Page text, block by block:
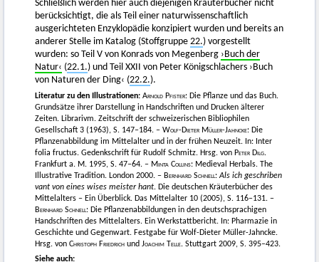
Schließlich werden hier auch diejenigen Kräuterbücher nicht
berücksichtigt, die als Teil einer naturwissenschaftlich
ausgerichteten Enzyklopädie konzipiert wurden und bereits an
anderer Stelle im Katalog (Stoffgruppe22.) vorgestellt
wurden: so Teil V von Konrads von Megenberg ›Buch der
Natur‹ (22.1.) und Teil XXII von Peter Königschlachers ›Buch
von Naturen der Ding‹ (22.2.).
Literatur zu den Illustrationen: Arnold Pfister: Die Pflanze und das Buch.
Grundsätze ihrer Darstellung in Handschriften und Drucken älterer
Zeiten. Librarivm. Zeitschrift der schweizerischen Bibliophilen
Gesellschaft 3 (1963), S. 147–184. –Wolf-Dieter Müller-Jahncke: Die
Pflanzenabbildung im Mittelalter und in der frühen Neuzeit. In: Inter
folia fructus. Gedenkschrift für Rudolf Schmitz. Hrsg. von Peter Dilg.
Frankfurt a. M. 1995, S. 47–64. – Minta Collins: Medieval Herbals. The
Illustrative Tradition. London 2000. – Bernhard Schnell:Als ich geschriben
vant von eines wises meister hant. Die deutschen Kräuterbücher des
Mittelalters – Ein Überblick. Das Mittelalter 10 (2005), S. 116–131. –
Bernhard Schnell: Die Pflanzenabbildungen in den deutschsprachigen
Handschriften des Mittelalters. Ein Werkstattbericht. In: Pharmazie in
Geschichte und Gegenwart. Festgabe für Wolf-Dieter Müller-Jahncke.
Hrsg. vonChristoph Friedrich undJoachim Telle. Stuttgart 2009, S. 395–423.
Siehe auch: